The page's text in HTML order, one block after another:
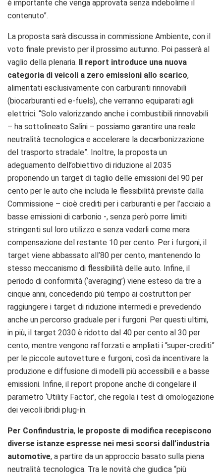
è importante che venga approvata senza indebolirne il
contenuto”.
La proposta sarà discussa in commissione Ambiente, con il
voto finale previsto per il prossimo autunno. Poi passerà al
vaglio della plenaria.
Il report introduce una nuova
categoria di veicoli a zero emissioni allo scarico,
alimentati esclusivamente con carburanti rinnovabili
(biocarburanti ed e-fuels), che verranno equiparati agli
elettrici. “Solo valorizzando anche i combustibili rinnovabili
– ha sottolineato Salini – possiamo garantire una reale
neutralità tecnologica e accelerare la decarbonizzazione
del trasporto stradale”. Inoltre, la proposta un
adeguamento dell’obiettivo di riduzione al 2035
proponendo un target di taglio delle emissioni del 90 per
cento per le auto che includa le flessibilità previste dalla
Commissione – cioè crediti per i carburanti e per l’acciaio a
basse emissioni di carbonio -, senza però porre limiti
stringenti sul loro utilizzo e senza vederli come mera
compensazione del restante 10 per cento. Per i furgoni, il
target viene abbassato all’80 per cento, mantenendo lo
stesso meccanismo di flessibilità delle auto. Infine, il
periodo di conformità (‘averaging’) viene esteso da tre a
cinque anni, concedendo più tempo ai costruttori per
raggiungere i target di riduzione intermedi e prevedendo
anche un percorso graduale per i furgoni. Per questi ultimi,
in più, il target 2030 è ridotto dal 40 per cento al 30 per
cento, mentre vengono rafforzati e ampliati i “super-crediti”
per le piccole autovetture e furgoni, così da incentivare la
produzione e diffusione di modelli più accessibili e a basse
emissioni. Infine, il report propone anche di congelare il
parametro ‘Utility Factor’, che regola i test di omologazione
dei veicoli ibridi plug-in.
Per Confindustria, le proposte di modifica recepiscono
diverse istanze espresse nei mesi scorsi dall’industria
automotive, a partire da un approccio basato sulla piena
neutralità tecnologica. Tra le novità che giudica “più